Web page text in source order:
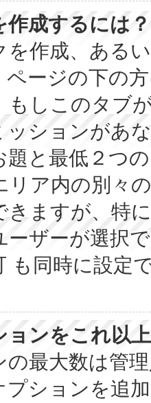
成するには？
を作成、ある
ージの下の
もしこのタブ
ッションがあ
題と最低２つ
リア内の別々
きますが、特
ーザーが選択
も同時に設定
ョンをこれ以
の最大数は管
プションを追